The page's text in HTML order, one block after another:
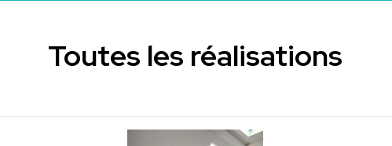
Toutes les réalisations